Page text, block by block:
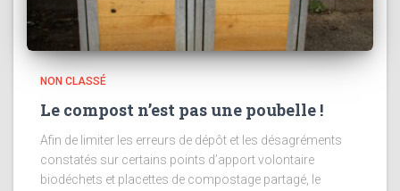
NON CLASSÉ
Le compost n’est pas une poubelle !
Afin de limiter les erreurs de dépôt et les désagréments
constatés sur certains points d’apport volontaire
biodéchets et placettes de compostage partagé, le